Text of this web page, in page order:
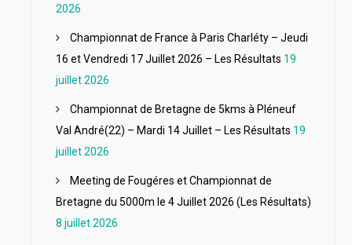
2026
Championnat de France à Paris Charléty – Jeudi
16 et Vendredi 17 Juillet 2026 – Les Résultats 19
juillet 2026
Championnat de Bretagne de 5kms à Pléneuf
Val André(22) – Mardi 14 Juillet – Les Résultats 19
juillet 2026
Meeting de Fougéres et Championnat de
Bretagne du 5000m le 4 Juillet 2026 (Les Résultats)
8 juillet 2026